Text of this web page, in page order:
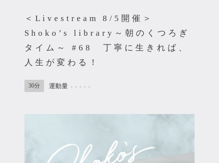
インストラクター一覧
FAQ / お問い合わせ
yoggy store
マイページ
＜Livestream 8/5開催＞
Shoko’s library～朝のくつろぎ
タイム～ #68 丁寧に生きれば、
人生が変わる！
30分 運動量 ● ● ● ● ●